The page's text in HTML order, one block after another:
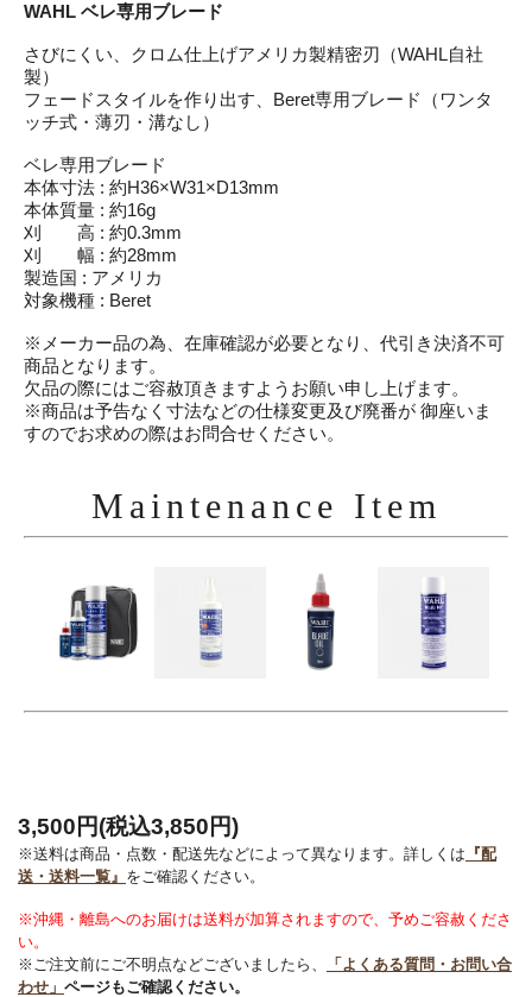
WAHL ベレ専用ブレード
さびにくい、クロム仕上げアメリカ製精密刃（WAHL自社
製）
フェードスタイルを作り出す、Beret専用ブレード（ワンタ
ッチ式・薄刃・溝なし）
ベレ専用ブレード
本体寸法 : 約H36×W31×D13mm
本体質量 : 約16g
刈 高 : 約0.3mm
刈 幅 : 約28mm
製造国 : アメリカ
対象機種 : Beret
※メーカー品の為、在庫確認が必要となり、代引き決済不可
商品となります。
欠品の際にはご容赦頂きますようお願い申し上げます。
※商品は予告なく寸法などの仕様変更及び廃番が 御座いま
すのでお求めの際はお問合せください。
Maintenance Item
3,500円(税込3,850円)
※送料は商品・点数・配送先などによって異なります。詳しくは 『配
送・送料一覧』 をご確認ください。
※沖縄・離島へのお届けは送料が加算されますので、予めご容赦くださ
い。
※ご注文前にご不明点などございましたら、
「よくある質問・お問い合
わせ」 ページもご確認ください。